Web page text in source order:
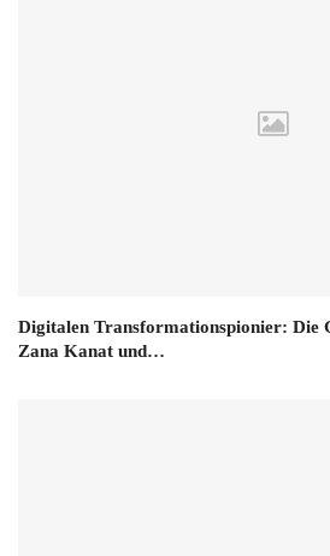
Digitalen Transformationspionier: Die
Zana Kanat und…